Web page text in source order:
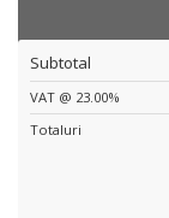
Subtotal
VAT @ 23.00%
Totaluri